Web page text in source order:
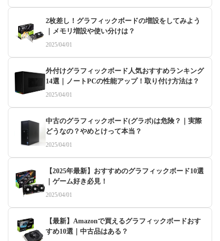
2枚差し！グラフィックボードの増設をしてみよう
｜メモリ増設や使い分けは？
2025/04/01
外付けグラフィックボード人気おすすめランキング
14選｜ノートPCの性能アップ！取り付け方法は？
2025/04/01
中古のグラフィックボード(グラボ)は危険？｜実際
どうなの？やめとけって本当？
2025/04/01
【2025年最新】おすすめのグラフィックボード10選
｜ゲーム好き必見！
2025/04/01
【最新】Amazonで買えるグラフィックボードおす
すめ10選｜中古品はある？